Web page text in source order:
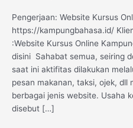
Pengerjaan: Website Kursus
https://kampungbahasa.id/
:Website Kursus Online
disini Sahabat semua, seiring
saat ini aktifitas dilakukan
pesan makanan, taksi, ojek, dll
berbagai jenis website. Usaha
disebut […]